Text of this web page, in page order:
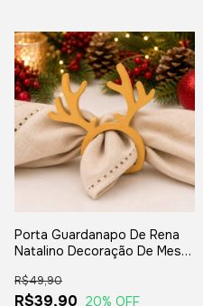
Porta Guardanapo De Rena
Natalino Decoração De Mesa
R$39,90
R$49,90
20% OFF